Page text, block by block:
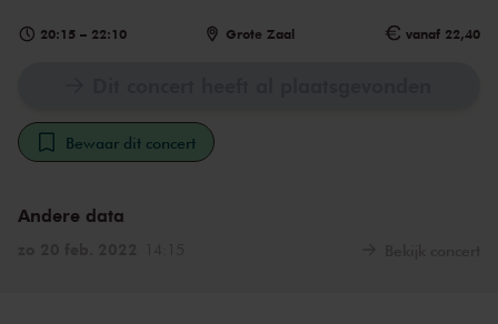
20:15 – 22:10 Grote Zaal vanaf 22,40
Bewaar dit concert
Andere data